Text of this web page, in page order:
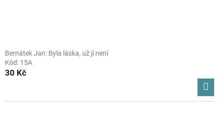
Bernátek Jan: Byla láska, už jí není
Kód: 15A
30 Kč